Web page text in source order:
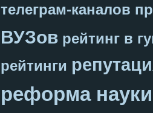
телеграм-каналов
ВУЗов рейтинг в
рейтинги
реформа науки